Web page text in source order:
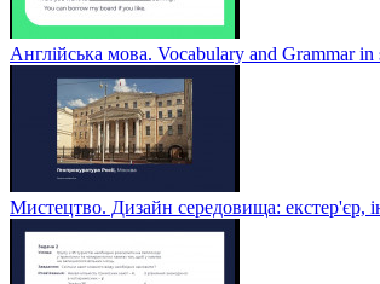
Англійська мова. Vocabulary and Grammar in
Мистецтво. Дизайн середовища: екстер'єр,